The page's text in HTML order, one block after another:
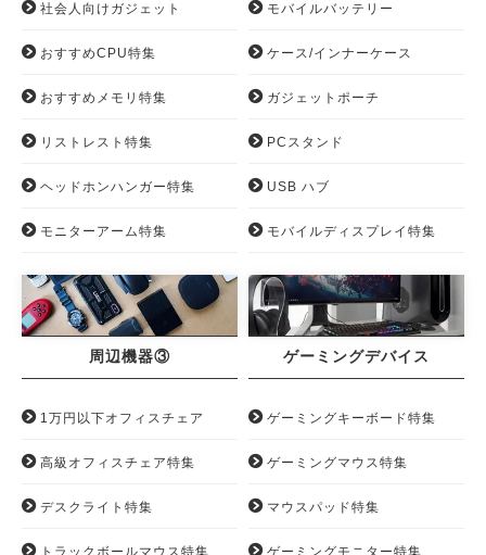
社会人向けガジェット
おすすめCPU特集
おすすめメモリ特集
リストレスト特集
ヘッドホンハンガー特集
モニターアーム特集
モバイルバッテリー
ケース/インナーケース
ガジェットポーチ
PCスタンド
USB ハブ
モバイルディスプレイ特集
周辺機器③
1万円以下オフィスチェア
高級オフィスチェア特集
デスクライト特集
トラックボールマウス特集
ゲーミングデバイス
ゲーミングキーボード特集
ゲーミングマウス特集
マウスパッド特集
ゲーミングモニター特集